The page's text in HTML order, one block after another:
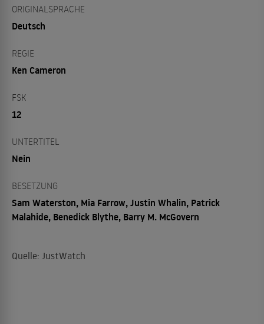
ORIGINALSPRACHE
Deutsch
REGIE
Ken Cameron
FSK
12
UNTERTITEL
Nein
BESETZUNG
Sam Waterston, Mia Farrow, Justin Whalin, Patrick
Malahide, Benedick Blythe, Barry M. McGovern
Quelle: JustWatch